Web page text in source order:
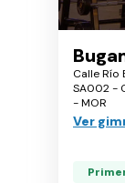
Calle Río
SA002 -
- MOR
Ver